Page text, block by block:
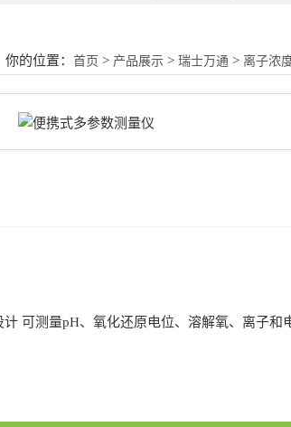
你的位置：首页 > 产品展示 >瑞士万通 > 离子浓
可测量pH、氧化还原电位、溶解氧、离子和